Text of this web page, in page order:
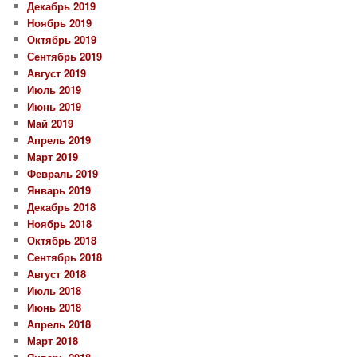
Декабрь 2019
Ноябрь 2019
Октябрь 2019
Сентябрь 2019
Август 2019
Июль 2019
Июнь 2019
Май 2019
Апрель 2019
Март 2019
Февраль 2019
Январь 2019
Декабрь 2018
Ноябрь 2018
Октябрь 2018
Сентябрь 2018
Август 2018
Июль 2018
Июнь 2018
Апрель 2018
Март 2018